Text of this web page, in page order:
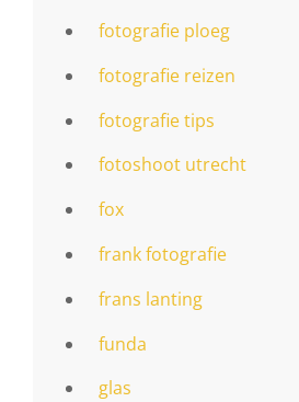
fotografie ploeg
fotografie reizen
fotografie tips
fotoshoot utrecht
fox
frank fotografie
frans lanting
funda
glas